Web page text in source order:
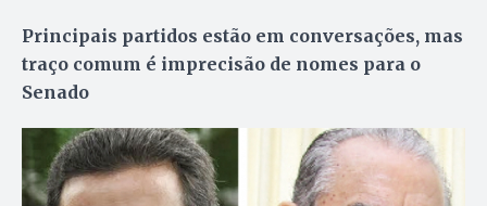
Principais partidos estão em conversações, mas
traço comum é imprecisão de nomes para o
Senado